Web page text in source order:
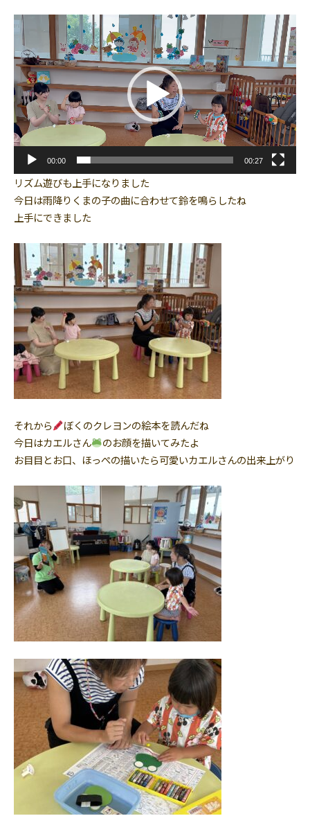
動
プ
レ
ー
ヤ
ー
00:00 00:27
リズム遊びも上手になりました
今日は雨降りくまの子の曲に合わせて鈴を鳴らしたね
上手にできました
それから
ぼくのクレヨンの絵本を読んだね
今日はカエルさん
のお顔を描いてみたよ
お目目とお口、ほっぺの描いたら可愛いカエルさんの出来上がり